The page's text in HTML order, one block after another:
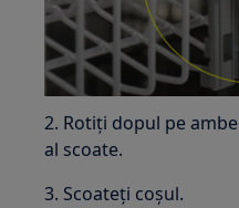
2. Rotiți dopul pe
al scoate.
3. Scoateți coșul.